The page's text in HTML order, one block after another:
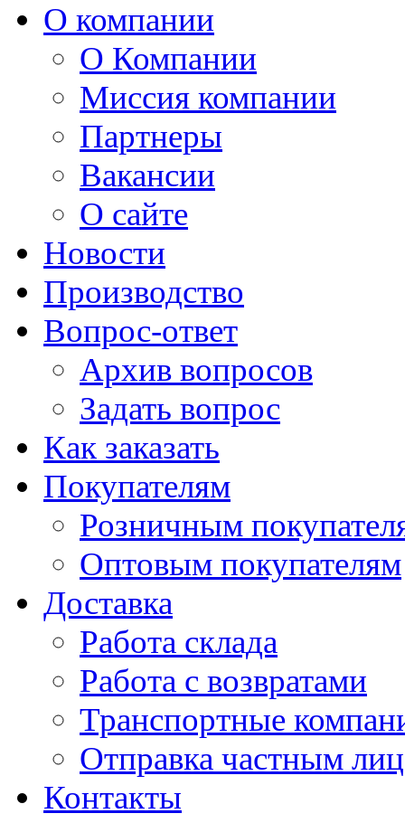
О компании
О Компании
Миссия компании
Партнеры
Вакансии
О сайте
Новости
Производство
Вопрос-ответ
Архив вопросов
Задать вопрос
Как заказать
Покупателям
Розничным
Оптовым покупателям
Доставка
Работа склада
Работа с возвратами
Транспортные
Отправка частным
Контакты